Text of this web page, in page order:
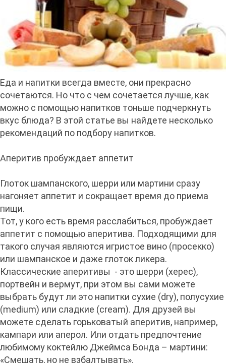
Еда и напитки всегда вместе, они прекрасно
сочетаются. Но что с чем сочетается лучше, как
можно с помощью напитков тоньше подчеркнуть
вкус блюда? В этой статье вы найдете несколько
рекомендаций по подбору напитков.
Аперитив пробуждает аппетит
Глоток шампанского, шерри или мартини сразу
нагоняет аппетит и сокращает время до приема
пищи.
Тот, у кого есть время расслабиться, пробуждает
аппетит с помощью аперитива. Подходящими для
такого случая являются игристое вино (просекко)
или шампанское и даже глоток ликера.
Классические аперитивы - это шерри (херес),
портвейн и вермут, при этом вы сами можете
выбрать будут ли это напитки сухие (dry), полусухие
(medium) или сладкие (cream). Для друзей вы
можете сделать горьковатый аперитив, например,
кампари или аперол. Или отдать предпочтение
любимому коктейлю Джеймса Бонда – мартини:
«Смешать, но не взбалтывать».